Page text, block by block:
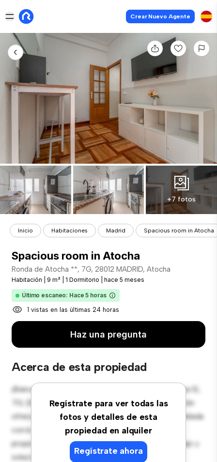
Crear Nuevo Agente
+7 fotos
Inicio Habitaciones Madrid Spacious room in Atocha
Spacious room in Atocha
Ronda de Atocha **, 7G, 28012 MADRID, Atocha
Habitación 9 m² 1 Dormitorio hace 5 meses
Último escaneo: Hace 5 horas
1 vistas en las últimas 24 horas
Haz una pregunta
Acerca de esta propiedad
Regístrate para ver todas las
fotos y detalles de esta
propiedad en alquiler
Regístrate ahora
¡Bienvenido a tu nueva estancia en Ronda de Atocha 12,
7G, 28012 MADRID, Atocha! Esta cómoda habitación
ofrece un espacio de vida pacífico y privado. Amueblada
con lo esencial para tu disfrute, esta habitación
proporciona una cama cómoda, un espacio de trabajo y
soluciones de almacenamiento. Con su increíble